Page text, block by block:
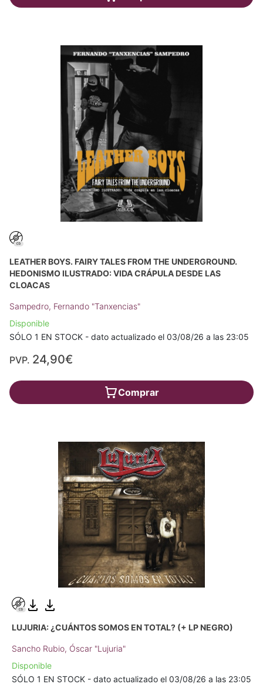
LEATHER BOYS. FAIRY TALES FROM THE UNDERGROUND.
HEDONISMO ILUSTRADO: VIDA CRÁPULA DESDE LAS
CLOACAS
Sampedro, Fernando "Tanxencias"
Disponible
SÓLO 1 EN STOCK - dato actualizado el 03/08/26 a las 23:05
PVP. 24,90€
Comprar
LUJURIA: ¿CUÁNTOS SOMOS EN TOTAL? (+ LP NEGRO)
Sancho Rubio, Óscar "Lujuria"
Disponible
SÓLO 1 EN STOCK - dato actualizado el 03/08/26 a las 23:05